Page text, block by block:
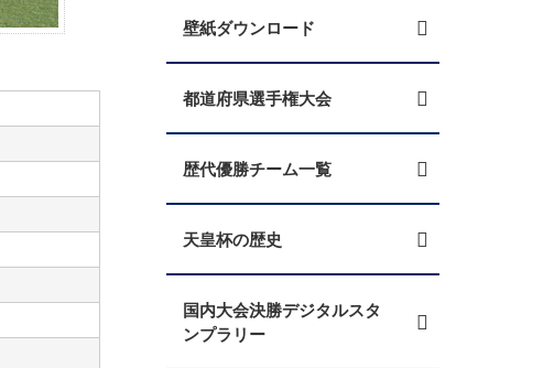
壁紙ダウンロード
都道府県選手権大会
歴代優勝チーム一覧
天皇杯の歴史
国内大会決勝デジタルスタ
ンプラリー